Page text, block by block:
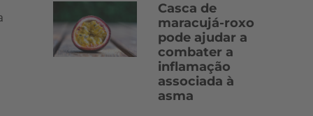
Casca de
maracujá-roxo
pode ajudar a
combater a
inflamação
associada à
asma